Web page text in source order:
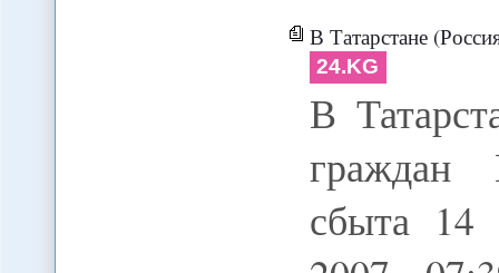
В Татарстане (Россия)
24.KG
В
граждан
сбыта 14